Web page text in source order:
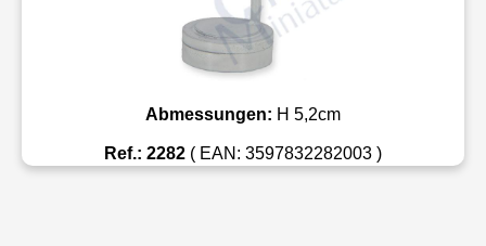
Abmessungen: H 5,2cm
Ref.: 2282 ( EAN: 3597832282003 )